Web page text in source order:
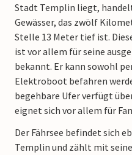
Stadt Templin liegt,
Gewässer, das zwölf
Stelle 13 Meter tief ist.
ist vor allem für seine
bekannt. Er kann sowohl
Elektroboot befahren
begehbare Ufer verfügt
eignet sich vor allem für
Der Fährsee befindet sich
Templin und zählt mit